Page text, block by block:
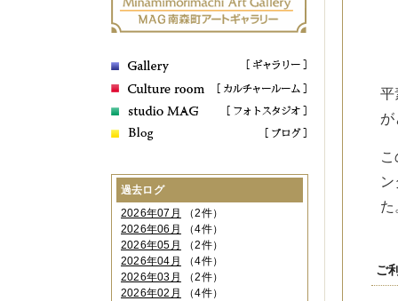
ご
過去ログ
2026年07月
（2件）
2026年06月
（4件）
2026年05月
（2件）
2026年04月
（4件）
2026年03月
（2件）
2026年02月
（4件）